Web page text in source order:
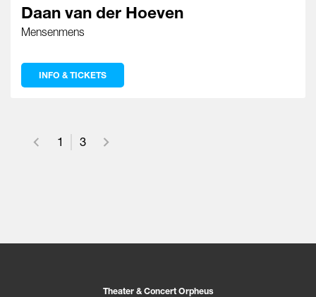
Daan van der Hoeven
Mensenmens
INFO & TICKETS
1 3
Theater & Concert Orpheus